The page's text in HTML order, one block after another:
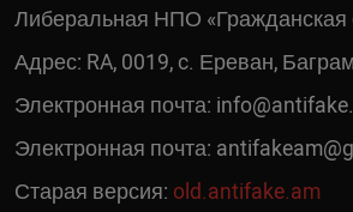
Либеральная НПО «Гражданская
Адрес: RA, 0019, c. Ереван,
Электронная почта:
Электронная почта:
Старая версия: old.antifake.am